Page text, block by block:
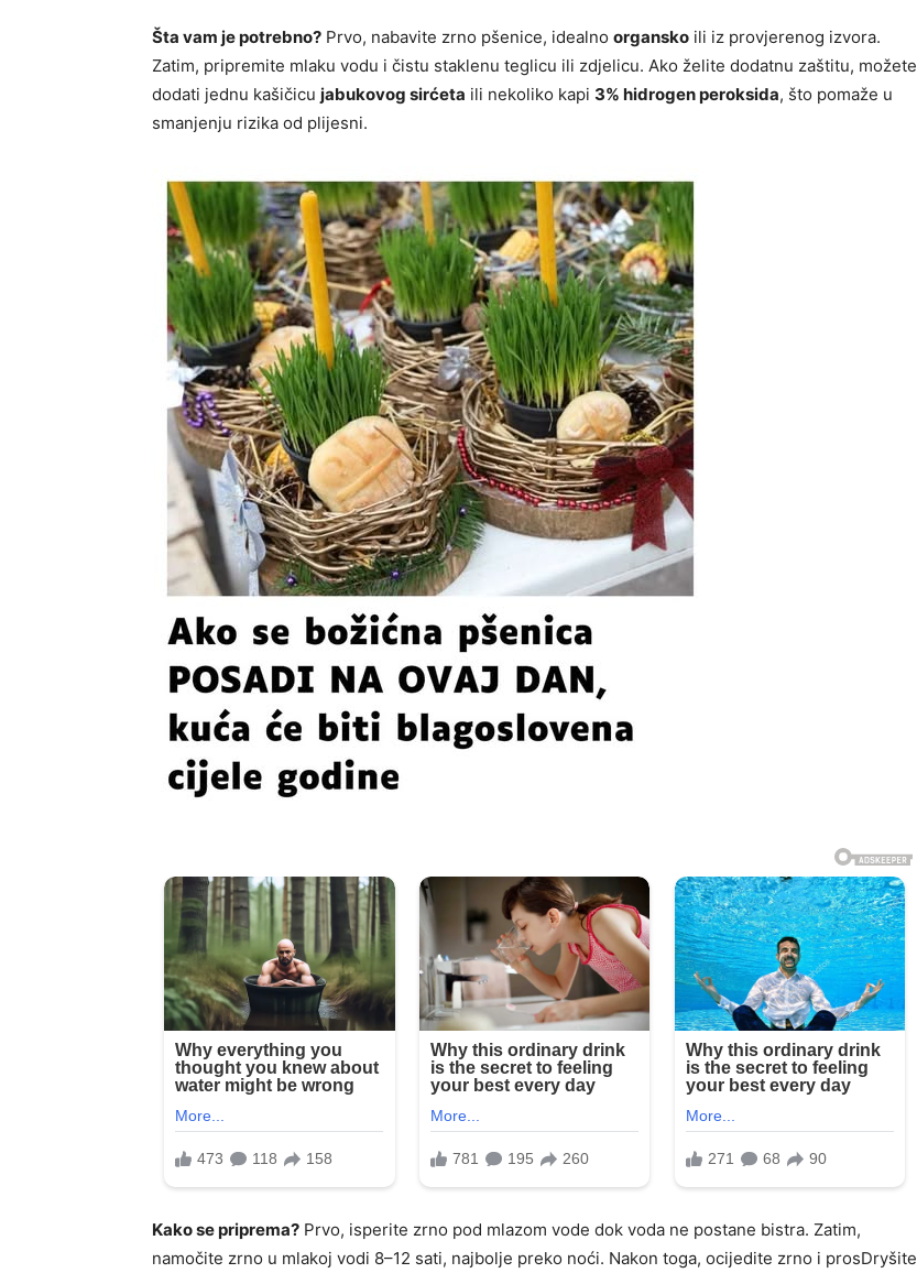
Šta vam je potrebno? Prvo, nabavite zrno pšenice, idealno organsko ili iz provjerenog izvora.
Zatim, pripremite mlaku vodu i čistu staklenu teglicu ili zdjelicu. Ako želite dodatnu zaštitu, možete
dodati jednu kašičicu jabukovog sirćeta ili nekoliko kapi 3% hidrogen peroksida, što pomaže u
smanjenju rizika od plijesni.
Kako se priprema? Prvo, isperite zrno pod mlazom vode dok voda ne postane bistra. Zatim,
namočite zrno u mlakoj vodi 8–12 sati, najbolje preko noći. Nakon toga, ocijedite zrno i prosDryšite